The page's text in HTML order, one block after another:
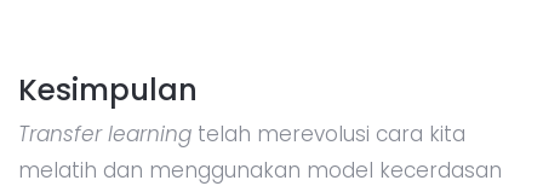
Kesimpulan
Transfer learning telah merevolusi cara kita
melatih dan menggunakan model kecerdasan